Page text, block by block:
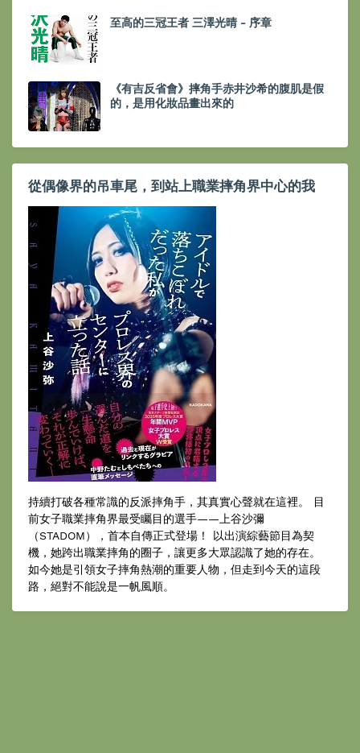
至高的三冠王者 三澤光晴 - 序章
《有吉反省會》摔角手赤井沙希的腹肌是假
的，是用化妝品畫出來的
從偶像界的吊車尾，到站上職業摔角界中心的我
持續打破各種常識的反派摔角手，其真實心聲就在這裡。 目
前女子職業摔角界最受矚目的選手——上谷沙彌
（STADOM），首本自傳正式登場！ 以出演綜藝節目為契
機，她跨出職業摔角的圈子，讓更多大眾認識了她的存在。
如今她是引領女子摔角熱潮的重要人物，但走到今天的這段
路，絕對不能說是一帆風順。